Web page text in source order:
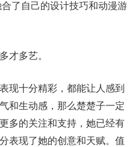
了自己的设计技巧和动漫游
才多艺。
现十分精彩，都能让人感到
和生动感，那么楚楚子一定
多的关注和支持，她已经有
表现了她的创意和天赋。值